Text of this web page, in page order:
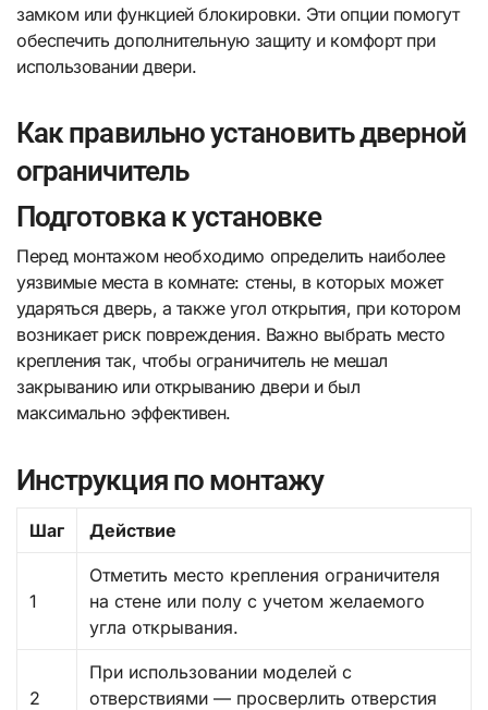
замком или функцией блокировки. Эти опции помогут
обеспечить дополнительную защиту и комфорт при
использовании двери.
Как правильно установить дверной
ограничитель
Подготовка к установке
Перед монтажом необходимо определить наиболее
уязвимые места в комнате: стены, в которых может
ударяться дверь, а также угол открытия, при котором
возникает риск повреждения. Важно выбрать место
крепления так, чтобы ограничитель не мешал
закрыванию или открыванию двери и был
максимально эффективен.
Инструкция по монтажу
Шаг Действие
1
Отметить место крепления ограничителя
на стене или полу с учетом желаемого
угла открывания.
2
При использовании моделей с
отверствиями — просверлить отверстия